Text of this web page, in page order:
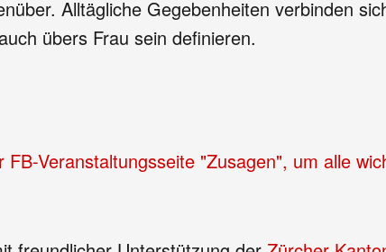
Alltägliche Gegebenheiten verbinden
übers Frau sein definieren.
FB-Veranstaltungsseite "Zusagen", um alle